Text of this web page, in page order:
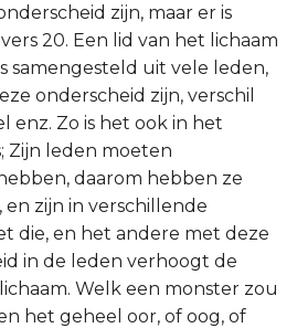
zijn, maar er is
20. Een lid van het lichaam
samengesteld uit vele leden,
onderscheid zijn, verschil
enz. Zo is het ook in het
Zijn leden moeten
daarom hebben ze
zijn in verschillende
die, en het andere met deze
in de leden verhoogt de
Welk een monster zou
het geheel oor, of oog, of